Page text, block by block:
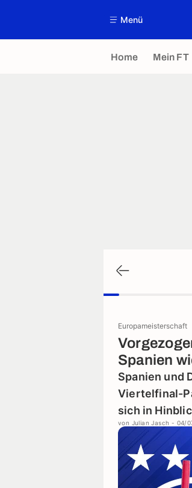
Menü
Home Mein FT
Europameisterschaft
Spanien
Spanien und
Viertelfinal-
sich in
von Julian Jasch - 04/